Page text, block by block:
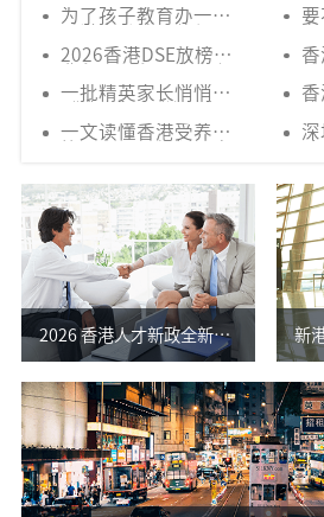
中！这对拿香港身份
的家庭意味着什么？
为了孩子教育办一个
内地孩子去香港上
学，路径全拆解
2026香港DSE放榜！
哪些区别？很多家长
现在才知道
香
一批精英家长悄悄
高考内卷多一条升学
退路
香
为
一文读懂香港受养人
活红利
港
2026 香港人才新政全新升
级｜政策转向高质量留
才，五大身份通道完整解
析
新
详